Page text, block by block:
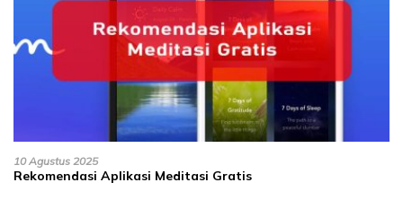
10 Agustus 2025
Rekomendasi Aplikasi Meditasi Gratis